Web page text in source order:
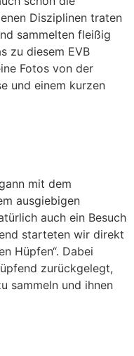
Disziplinen traten
sammelten fleißig
zu diesem EVB
Fotos von der
und einem kurzen
mit dem
ausgiebigen
auch ein Besuch
starteten wir direkt
Hüpfen“. Dabei
zurückgelegt,
sammeln und ihnen